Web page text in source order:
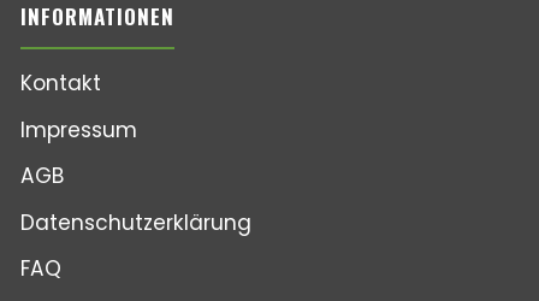
INFORMATIONEN
Kontakt
Impressum
AGB
Datenschutzerklärung
FAQ